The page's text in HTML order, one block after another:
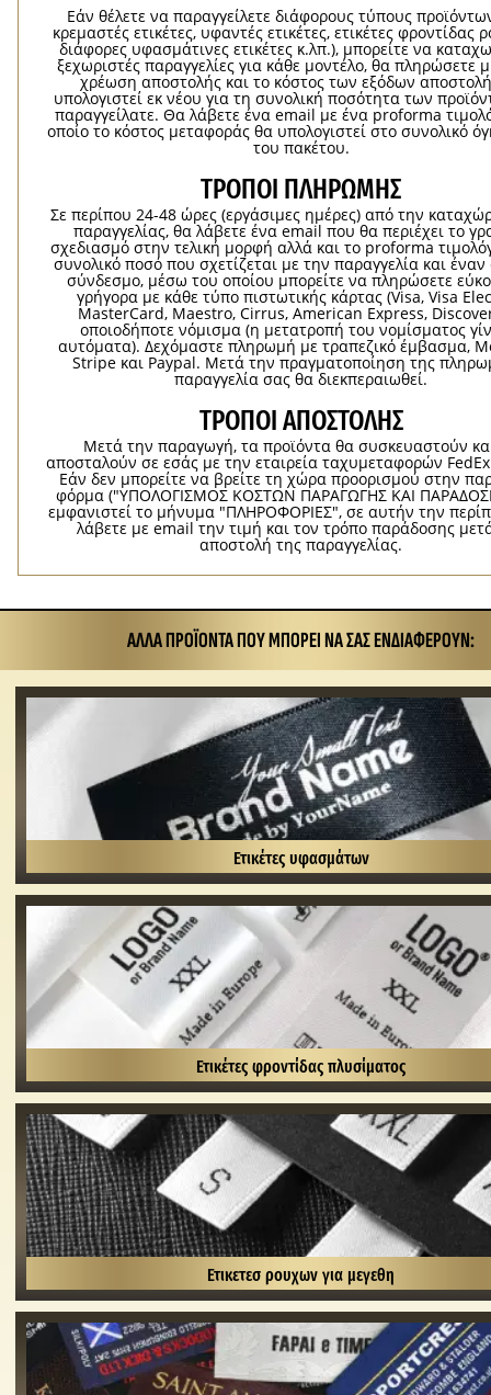
Εάν θέλετε να παραγγείλετε διάφορους τύπους
κρεμαστές ετικέτες, υφαντές ετικέτες, ετικέτες φροντίδας
διάφορες υφασμάτινες ετικέτες κ.λπ.), μπορείτε να
ξεχωριστές παραγγελίες για κάθε μοντέλο, θα πληρώσετε
χρέωση αποστολής και το κόστος των εξόδων
υπολογιστεί εκ νέου για τη συνολική ποσότητα των
παραγγείλατε. Θα λάβετε ένα email με ένα proforma
οποίο το κόστος μεταφοράς θα υπολογιστεί στο συνολικό
του πακέτου.
ΤΡΌΠΟΙ ΠΛΗΡΩΜΉΣ
Σε περίπου 24-48 ώρες (εργάσιμες ημέρες) από την
παραγγελίας, θα λάβετε ένα email που θα περιέχει το
σχεδιασμό στην τελική μορφή αλλά και το proforma
συνολικό ποσό που σχετίζεται με την παραγγελία και
σύνδεσμο, μέσω του οποίου μπορείτε να πληρώσετε
γρήγορα με κάθε τύπο πιστωτικής κάρτας (Visa, Visa
MasterCard, Maestro, Cirrus, American Express,
οποιοδήποτε νόμισμα (η μετατροπή του νομίσματος
αυτόματα). Δεχόμαστε πληρωμή με τραπεζικό έμβασμα,
Stripe και Paypal. Μετά την πραγματοποίηση της
παραγγελία σας θα διεκπεραιωθεί.
ΤΡΌΠΟΙ ΑΠΟΣΤΟΛΉΣ
Μετά την παραγωγή, τα προϊόντα θα συσκευαστούν
αποσταλούν σε εσάς με την εταιρεία ταχυμεταφορών
Εάν δεν μπορείτε να βρείτε τη χώρα προορισμού στην
φόρμα ("ΥΠΟΛΟΓΙΣΜΟΣ ΚΟΣΤΩΝ ΠΑΡΑΓΩΓΗΣ ΚΑΙ
εμφανιστεί το μήνυμα "ΠΛΗΡΟΦΟΡΙΕΣ", σε αυτήν την
λάβετε με email την τιμή και τον τρόπο παράδοσης
αποστολή της παραγγελίας.
ΆΛΛΑ ΠΡΟΪΌΝΤΑ ΠΟΥ ΜΠΟΡΕΊ ΝΑ ΣΑΣ ΕΝΔΙΑΦΈΡΟΥΝ:
Ετικέτες υφασμάτων
Ετικέτες φροντίδας πλυσίματος
Ετικετεσ ρουχων για μεγεθη